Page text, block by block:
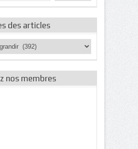
des articles
nos membres